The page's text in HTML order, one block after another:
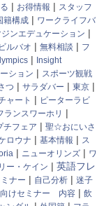
| お得情報 | スタッフ
籍構成 | ワークライフバ
ジンエデュケーション |
ビルバオ | 無料相談 | フ
| Insight
ション | スポーツ観戦
つ | サラダバー | 東京 |
ャート | ピーターラビ
ランスワーホリ |
チフェア | 聖☆おにいさ
ロウナ | 基本情報 | ス
| ニューオリンズ | ワ
ー・ケイン | 英語フレ
ナー | 自己分析 | 迷子
けセミナー 内容 | 飲